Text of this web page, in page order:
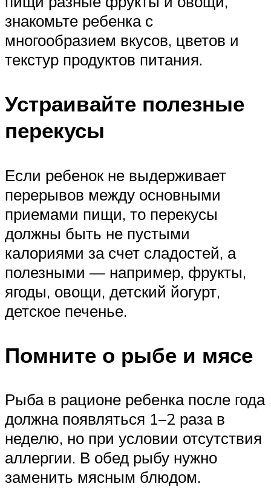
знакомьте ребенка с
многообразием вкусов, цветов и
текстур продуктов питания.
Устраивайте полезные
перекусы
Если ребенок не выдерживает
перерывов между основными
приемами пищи, то перекусы
должны быть не пустыми
калориями за счет сладостей, а
полезными — например, фрукты,
ягоды, овощи, детский йогурт,
детское печенье.
Помните о рыбе и мясе
Рыба в рационе ребенка после года
должна появляться 1–2 раза в
неделю, но при условии отсутствия
аллергии. В обед рыбу нужно
заменить мясным блюдом.